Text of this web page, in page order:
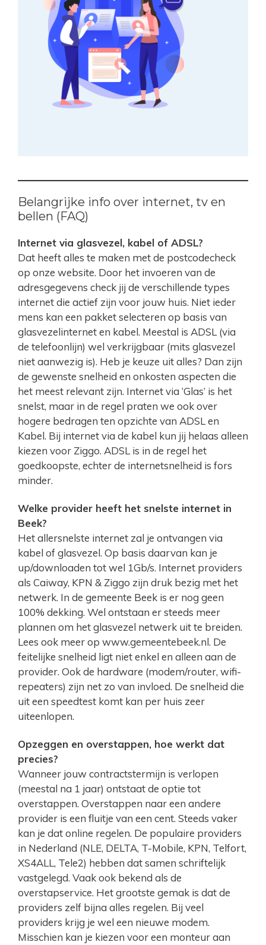
Belangrijke info over internet, tv en
bellen (FAQ)
Internet via glasvezel, kabel of ADSL?
Dat heeft alles te maken met de postcodecheck
op onze website. Door het invoeren van de
adresgegevens check jij de verschillende types
internet die actief zijn voor jouw huis. Niet ieder
mens kan een pakket selecteren op basis van
glasvezelinternet en kabel. Meestal is ADSL (via
de telefoonlijn) wel verkrijgbaar (mits glasvezel
niet aanwezig is). Heb je keuze uit alles? Dan zijn
de gewenste snelheid en onkosten aspecten die
het meest relevant zijn. Internet via ‘Glas’ is het
snelst, maar in de regel praten we ook over
hogere bedragen ten opzichte van ADSL en
Kabel. Bij internet via de kabel kun jij helaas alleen
kiezen voor Ziggo. ADSL is in de regel het
goedkoopste, echter de internetsnelheid is fors
minder.
Welke provider heeft het snelste internet in
Beek?
Het allersnelste internet zal je ontvangen via
kabel of glasvezel. Op basis daarvan kan je
up/downloaden tot wel 1Gb/s. Internet providers
als Caiway, KPN & Ziggo zijn druk bezig met het
netwerk. In de gemeente Beek is er nog geen
100% dekking. Wel ontstaan er steeds meer
plannen om het glasvezel netwerk uit te breiden.
Lees ook meer op www.gemeentebeek.nl. De
feitelijke snelheid ligt niet enkel en alleen aan de
provider. Ook de hardware (modem/router, wifi-
repeaters) zijn net zo van invloed. De snelheid die
uit een speedtest komt kan per huis zeer
uiteenlopen.
Opzeggen en overstappen, hoe werkt dat
precies?
Wanneer jouw contractstermijn is verlopen
(meestal na 1 jaar) ontstaat de optie tot
overstappen. Overstappen naar een andere
provider is een fluitje van een cent. Steeds vaker
kan je dat online regelen. De populaire providers
in Nederland (NLE, DELTA, T-Mobile, KPN, Telfort,
XS4ALL, Tele2) hebben dat samen schriftelijk
vastgelegd. Vaak ook bekend als de
overstapservice. Het grootste gemak is dat de
providers zelf bijna alles regelen. Bij veel
providers krijg je wel een nieuwe modem.
Misschien kan je kiezen voor een monteur aan